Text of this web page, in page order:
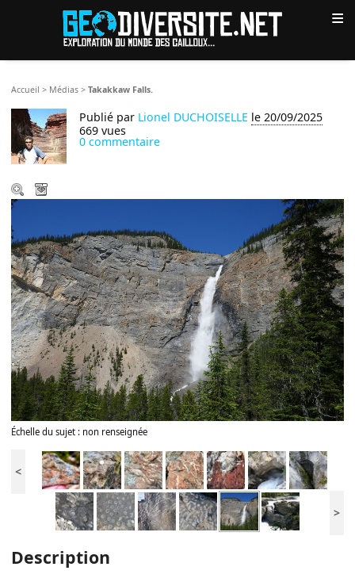
≡
Accueil > Médias >Takakkaw Falls.
Publié par Lionel DUCHOISELLE le 20/09/2025
669 vues
0 commentaire
Échelle du sujet : non renseignée
<
>
Description